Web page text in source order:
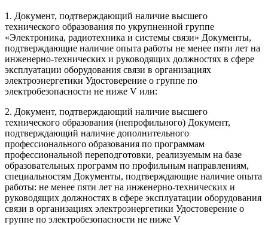
1. Документ, подтверждающий наличие высшего
технического образования по укрупненной группе
«Электроника, радиотехника и системы связи» Документы,
подтверждающие наличие опыта работы не менее пяти лет на
инженерно-технических и руководящих должностях в сфере
эксплуатации оборудования связи в организациях
электроэнергетики Удостоверение о группе по
электробезопасности не ниже V или:
2. Документ, подтверждающий наличие высшего
технического образования (непрофильного) Документ,
подтверждающий наличие дополнительного
профессионального образования по программам
профессиональной переподготовки, реализуемым на базе
образовательных программ по профильным направлениям,
специальностям Документы, подтверждающие наличие опыта
работы: не менее пяти лет на инженерно-технических и
руководящих должностях в сфере эксплуатации оборудования
связи в организациях электроэнергетики Удостоверение о
группе по электробезопасности не ниже V